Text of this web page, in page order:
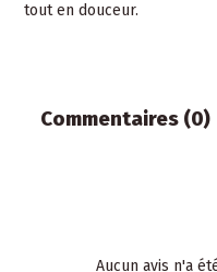
tout en douceur.
Commentaires (0)
Aucun avis n'a